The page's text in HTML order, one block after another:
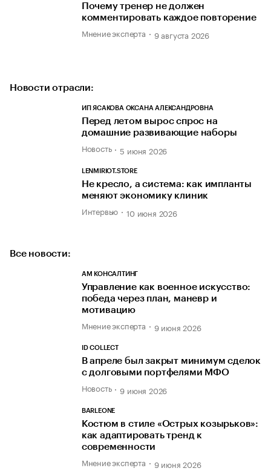
Почему тренер не должен
комментировать каждое повторение
Мнение эксперта 9 августа 2026
Новости отрасли:
ИП ЯСАКОВА ОКСАНА АЛЕКСАНДРОВНА
Перед летом вырос спрос на
домашние развивающие наборы
Новость 5 июня 2026
LENMIRIOT.STORE
Не кресло, а система: как импланты
меняют экономику клиник
Интервью 10 июня 2026
Все новости:
АМ КОНСАЛТИНГ
Управление как военное искусство:
победа через план, маневр и
мотивацию
Мнение эксперта 9 июня 2026
ID COLLECT
В апреле был закрыт минимум сделок
с долговыми портфелями МФО
Новость 9 июня 2026
BARLEONE
Костюм в стиле «Острых козырьков»:
как адаптировать тренд к
современности
Мнение эксперта 9 июня 2026